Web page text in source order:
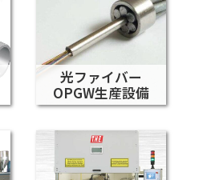
光ファイバー
OPGW生産設備